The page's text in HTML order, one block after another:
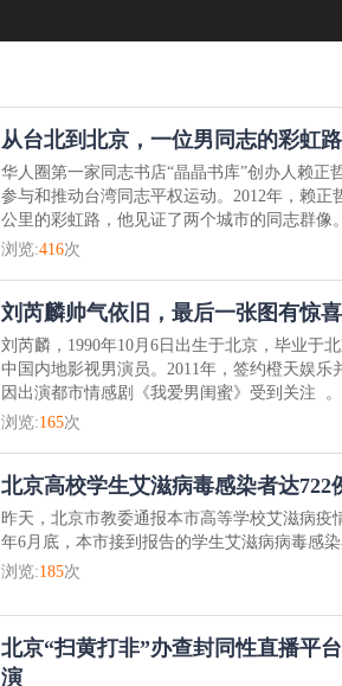
从台北到北京，一位男同志的彩虹路
华人圈第一家同志书店“晶晶书库”创办人赖正
参与和推动台湾同志平权运动。2012年，赖正
公里的彩虹路，他见证了两个城市的同志群像
浏览:416次
刘芮麟帅气依旧，最后一张图有惊喜
刘芮麟，1990年10月6日出生于北京，毕业于
中国内地影视男演员。2011年，签约橙天娱乐
因出演都市情感剧《我爱男闺蜜》受到关注
浏览:165次
北京高校学生艾滋病毒感染者达722
昨天，北京市教委通报本市高等学校艾滋病疫
年6月底，本市接到报告的学生艾滋病病毒感染
浏览:185次
北京“扫黄打非”办查封同性直播平
演